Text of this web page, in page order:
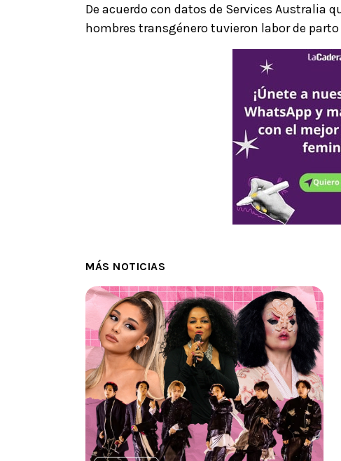
De acuerdo con datos de Services Australia
hombres transgénero tuvieron labor de parto
MÁS NOTICIAS